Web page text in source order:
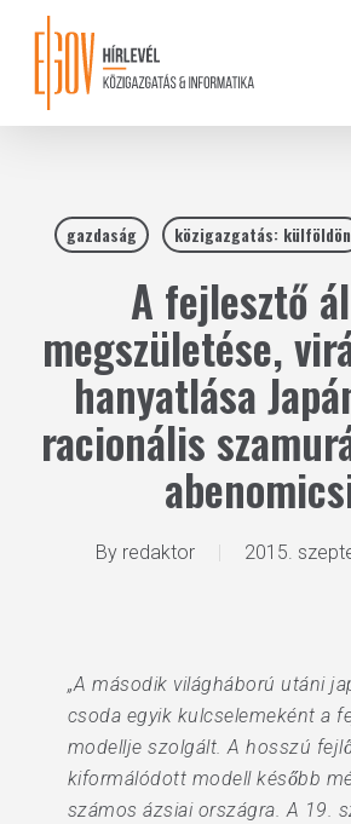
content
gazdaság közigazgatás: külföldön
A fejlesztő
megszületése,
hanyatlása
racionális
By redaktor 2015.
„A második világháború utáni
csoda egyik kulcselemeként a
modellje szolgált. A hosszú
kiformálódott modell később
számos ázsiai országra. A 19.